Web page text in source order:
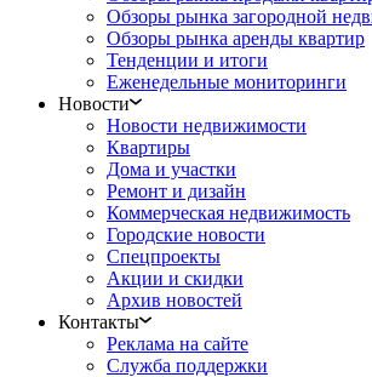
Обзоры рынка загородной
Обзоры рынка аренды квартир
Тенденции и итоги
Еженедельные мониторинги
Новости
Новости недвижимости
Квартиры
Дома и участки
Ремонт и дизайн
Коммерческая недвижимость
Городские новости
Спецпроекты
Акции и скидки
Архив новостей
Контакты
Реклама на сайте
Служба поддержки